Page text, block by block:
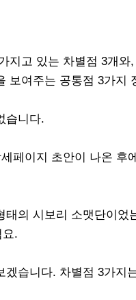
지고 있는 차별점 3개
보여주는 공통점 3가지
습니다.
페이지 초안이 나온 후
태의 시보리 소맷단이
요.
겠습니다. 차별점 3가지